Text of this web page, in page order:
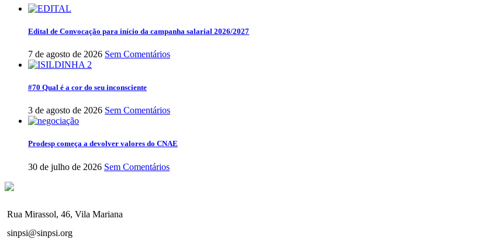
Edital de Convocação para início da campanha salarial 2026/2027
7 de agosto de 2026 Sem Comentários
#70 Qual é a cor do seu inconsciente
3 de agosto de 2026 Sem Comentários
Prodesp começa a devolver valores do CNAE
30 de julho de 2026 Sem Comentários
Rua Mirassol, 46, Vila Mariana
sinpsi@sinpsi.org